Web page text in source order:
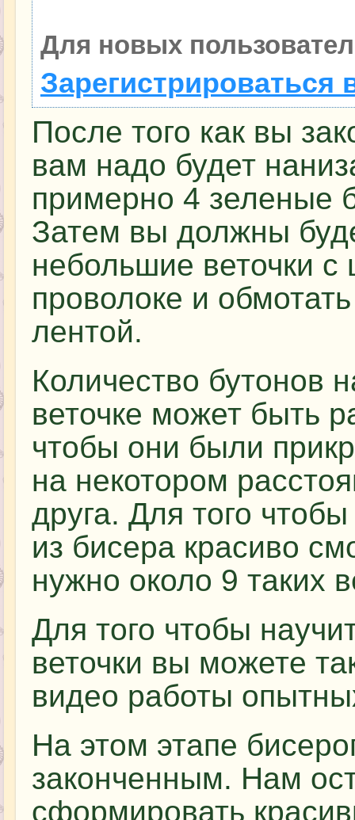
Для новых
Зарегистрироваться
После того как вы
вам надо будет
примерно 4 зеленые
Затем вы должны
небольшие веточки с
проволоке и
лентой.
Количество бутонов
веточке может быть
чтобы они были
на некотором
друга. Для того
из бисера красиво
нужно около 9 таких
Для того чтобы
веточки вы можете
видео работы
На этом этапе
законченным. Нам
сформировать